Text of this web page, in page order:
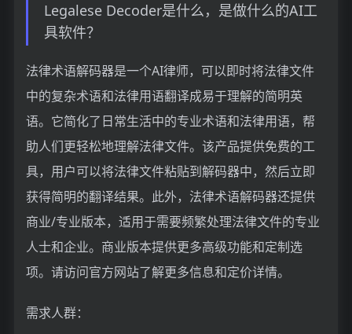
Legalese Decoder是什么，是做什么的AI工
具软件？
法律术语解码器是一个AI律师，可以即时将法律文件
中的复杂术语和法律用语翻译成易于理解的简明英
语。它简化了日常生活中的专业术语和法律用语，帮
助人们更轻松地理解法律文件。该产品提供免费的工
具，用户可以将法律文件粘贴到解码器中，然后立即
获得简明的翻译结果。此外，法律术语解码器还提供
商业/专业版本，适用于需要频繁处理法律文件的专业
人士和企业。商业版本提供更多高级功能和定制选
项。请访问官方网站了解更多信息和定价详情。
需求人群：